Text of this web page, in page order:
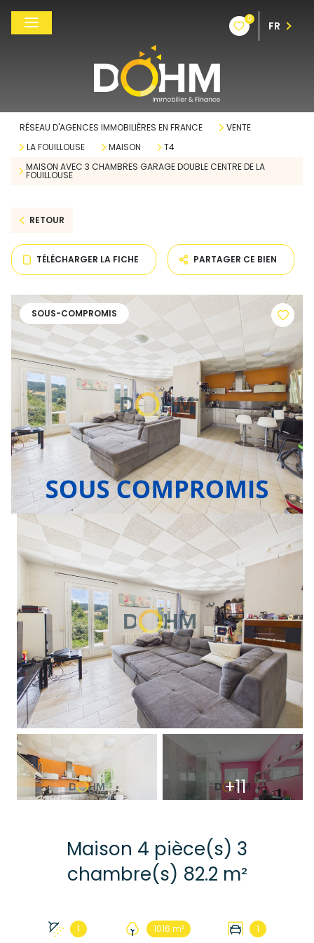
0
FR
RÉSEAU D'AGENCES IMMOBILIÈRES EN FRANCE
VENTE
LA FOUILLOUSE
MAISON
T4
MAISON AVEC 3 CHAMBRES GARAGE DOUBLE CENTRE DE LA
FOUILLOUSE
RETOUR
TÉLÉCHARGER LA FICHE PARTAGER CE BIEN
SOUS-COMPROMIS
+11
Maison 4 pièce(s) 3
chambre(s) 82.2 m²
1 1016 m² 1